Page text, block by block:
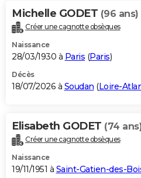
Carte de Noël
Carte Bonne année
Carte Saint-Valentin
Carte Pâques
Carte d'anniversaire
DICTIONNAIRE
Dictionnaire
Biographies
Citations
Expressions
Proverbes
PROGRAMME TV
S'inscrire
Se connecter
Lycées
Collèges
Primaires
Universités
Entreprises
Service militaire
Avis de recherche
AVIS DE DÉCÈS
Bricolage
Lifestyle
Culture
Sport
Auto
Television
Voyage
Cinema
Michelle GODET (96 ans)
Créer une cagnotte obsèques
Naissance
28/03/1930 à Paris (Paris)
Décès
18/07/2026 à Soudan (Loire-
Elisabeth GODET (74
Créer une cagnotte obsèques
Naissance
19/11/1951 à Saint-Gatien-des-